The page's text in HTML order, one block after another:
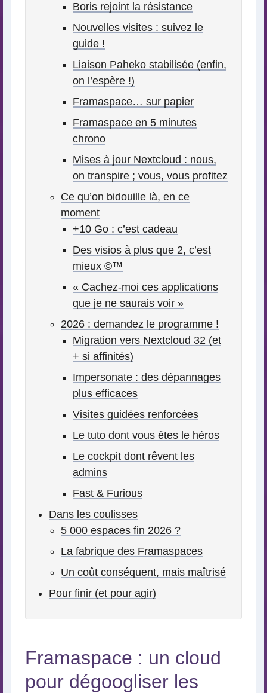
Boris rejoint la résistance
Nouvelles visites : suivez le
guide !
Liaison Paheko stabilisée (enfin,
on l’espère !)
Framaspace… sur papier
Framaspace en 5 minutes
chrono
Mises à jour Nextcloud : nous,
on transpire ; vous, vous profitez
Ce qu’on bidouille là, en ce
moment
+10 Go : c’est cadeau
Des visios à plus que 2, c’est
mieux ©™
« Cachez-moi ces applications
que je ne saurais voir »
2026 : demandez le programme !
Migration vers Nextcloud 32 (et
+ si affinités)
Impersonate : des dépannages
plus efficaces
Visites guidées renforcées
Le tuto dont vous êtes le héros
Le cockpit dont rêvent les
admins
Fast & Furious
Dans les coulisses
5 000 espaces fin 2026 ?
La fabrique des Framaspaces
Un coût conséquent, mais maîtrisé
Pour finir (et pour agir)
Framaspace : un cloud
pour dégoogliser les